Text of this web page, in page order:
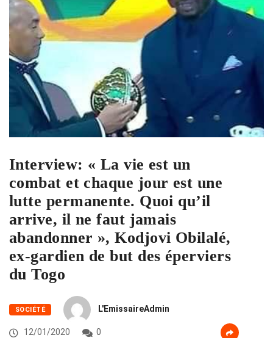
Interview: « La vie est un
combat et chaque jour est une
lutte permanente. Quoi qu’il
arrive, il ne faut jamais
abandonner », Kodjovi Obilalé,
ex-gardien de but des éperviers
du Togo
SOCIÉTÉ L'EmissaireAdmin
12/01/2020 0